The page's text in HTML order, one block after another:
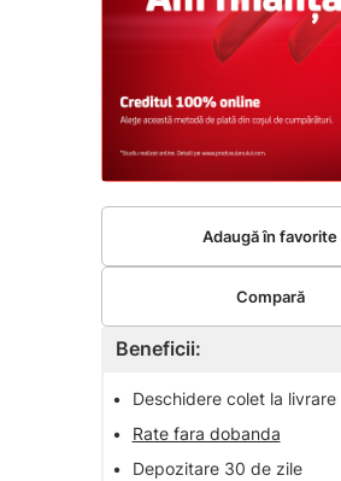
Beneficii:
•
Deschidere colet la livrare
•
Rate fara dobanda
•
Depozitare 30 de zile
Adaugă în favorite
Compară